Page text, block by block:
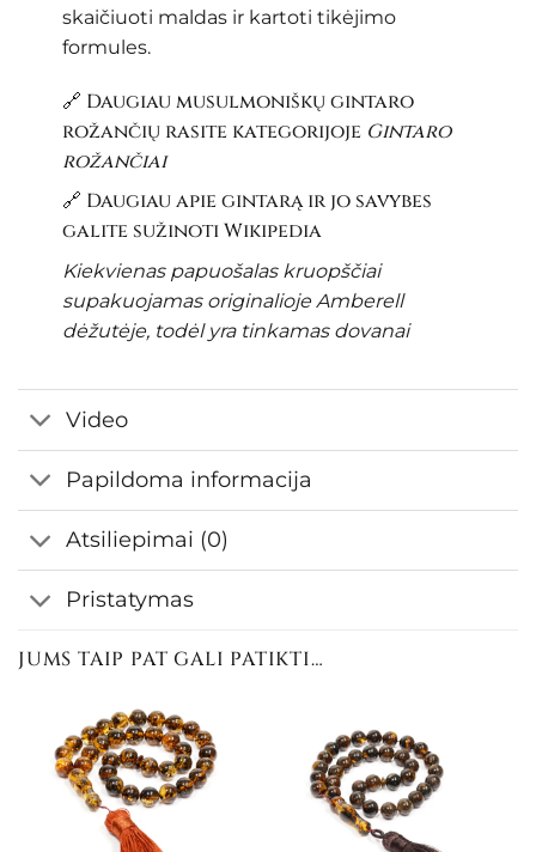
skaičiuoti maldas ir kartoti tikėjimo
formules.
🔗 Daugiau musulmoniškų gintaro
rožančių rasite kategorijoje Gintaro
rožančiai
🔗 Daugiau apie gintarą ir jo savybes
galite sužinotiWikipedia
Kiekvienas papuošalas kruopščiai
supakuojamas originalioje Amberell
dėžutėje, todėl yra tinkamas dovanai
Video
Papildoma informacija
Atsiliepimai (0)
Pristatymas
JUMS TAIP PAT GALI PATIKTI…